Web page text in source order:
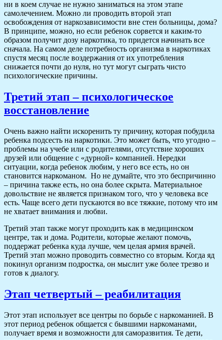
ни в коем случае не нужно заниматься на этом этапе
самолечением. Можно ли проводить второй этап
освобождения от наркозависимости вне стен больницы, дома?
В принципе, можно, но если ребенок сорвется и каким-то
образом получит дозу наркотика, то придется начинать все
сначала. На самом деле потребность организма в наркотиках
спустя месяц после воздержания от их употребления
снижается почти до нуля, но тут могут сыграть чисто
психологические причины.
Третий этап – психологическое
восстановление
Очень важно найти искоренить ту причину, которая побудила
ребенка подсесть на наркотики. Это может быть, что угодно –
проблемы на учебе или с родителями, отсутствие хороших
друзей или общение с «дурной» компанией. Нередки
ситуации, когда ребенок любим, у него все есть, но он
становится наркоманом. Но не думайте, что это беспричинно
– причина также есть, но она более скрыта. Материальное
довольствие не является признаком того, что у человека все
есть. Чаще всего дети пускаются во все тяжкие, потому что им
не хватает внимания и любви.
Третий этап также могут проходить как в медицинском
центре, так и дома. Родители, которые желают помочь,
поддержат ребенка куда лучше, чем целая армия врачей.
Третий этап можно проводить совместно со вторым. Когда яд
покинул организм подростка, он мыслит уже более трезво и
готов к диалогу.
Этап четвертый – реабилитация
Этот этап использует все центры по борьбе с наркоманией. В
этот период ребенок общается с бывшими наркоманами,
получает время и возможности для саморазвития. Те дети,